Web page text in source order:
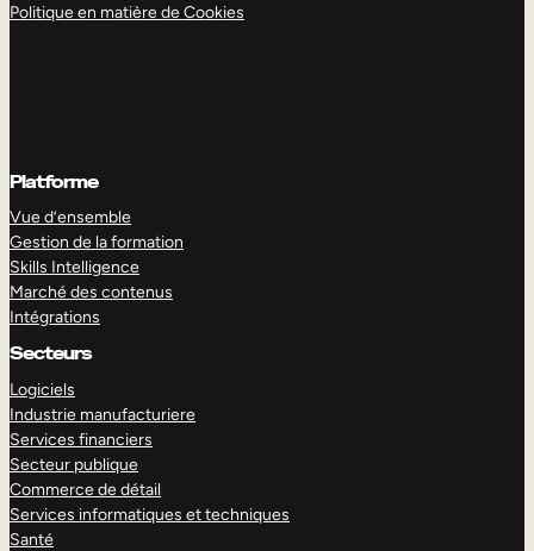
Politique en matière de Cookies
Platforme
Vue d’ensemble
Gestion de la formation
Skills Intelligence
Marché des contenus
Intégrations
Secteurs
Logiciels
Industrie manufacturiere
Services financiers
Secteur publique
Commerce de détail
Services informatiques et techniques
Santé